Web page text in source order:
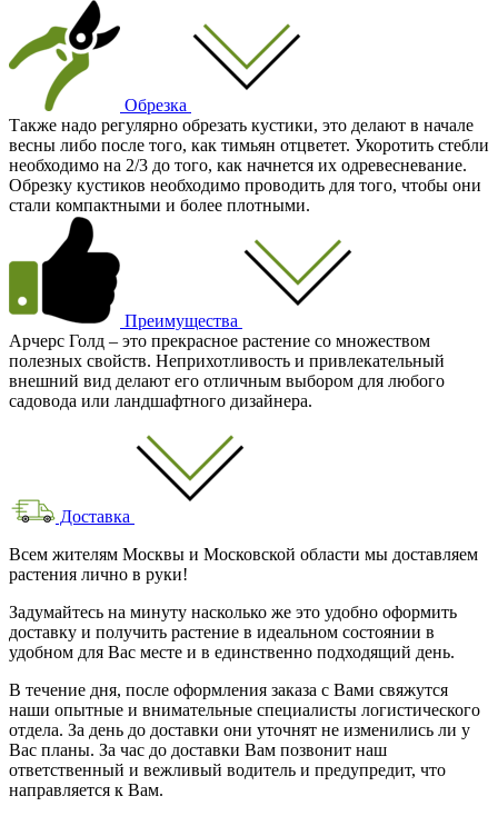
Обрезка
Также надо регулярно обрезать кустики, это делают в начале
весны либо после того, как тимьян отцветет. Укоротить стебли
необходимо на 2/3 до того, как начнется их одревесневание.
Обрезку кустиков необходимо проводить для того, чтобы они
стали компактными и более плотными.
Преимущества
Арчерс Голд – это прекрасное растение со множеством
полезных свойств. Неприхотливость и привлекательный
внешний вид делают его отличным выбором для любого
садовода или ландшафтного дизайнера.
Доставка
Всем жителям Москвы и Московской области мы доставляем
растения лично в руки!
Задумайтесь на минуту насколько же это удобно оформить
доставку и получить растение в идеальном состоянии в
удобном для Вас месте и в единственно подходящий день.
В течение дня, после оформления заказа с Вами свяжутся
наши опытные и внимательные специалисты логистического
отдела. За день до доставки они уточнят не изменились ли у
Вас планы. За час до доставки Вам позвонит наш
ответственный и вежливый водитель и предупредит, что
направляется к Вам.